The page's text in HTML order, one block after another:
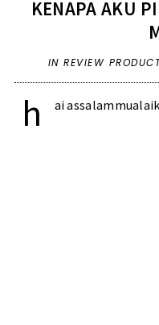
KENAPA AKU
IN REVIEW
h ai